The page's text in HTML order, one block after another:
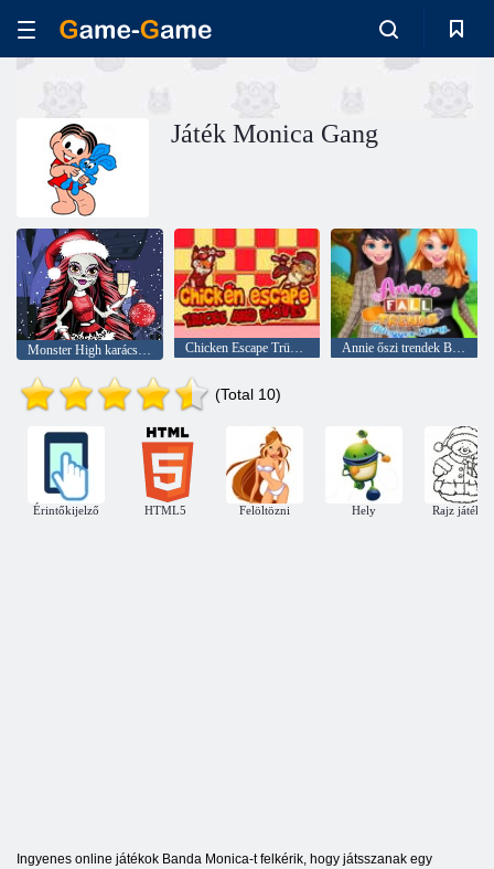
Játék Monica Gang
Monster High karácsony Chicken Escape Trükkök és mozdulatok Annie őszi trendek Blogger története
(Total 10)
Érintőkijelző HTML5 Felöltözni Hely Rajz játékok
Ingyenes online játékok Banda Monica-t felkérik, hogy játsszanak egy